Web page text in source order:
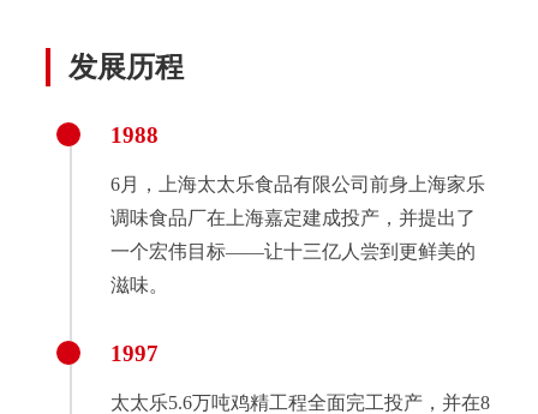
发展历程
1988
6月，上海太太乐食品有限公司前身上海家乐
调味食品厂在上海嘉定建成投产，并提出了
一个宏伟目标——让十三亿人尝到更鲜美的
滋味。
1997
太太乐5.6万吨鸡精工程全面完工投产，并在8